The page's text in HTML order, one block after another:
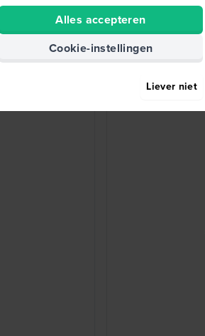
Alles accepteren
Cookie-instellingen
Liever niet